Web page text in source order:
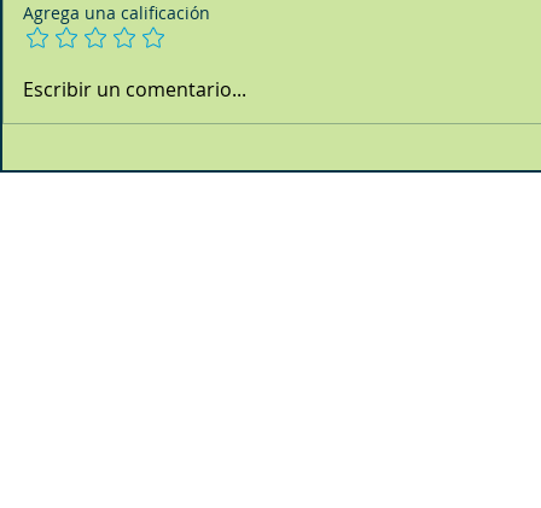
Agrega una calificación
Escribir un comentario...